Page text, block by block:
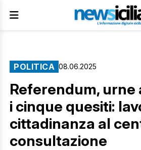
POLITICA 08.06.2025
Referendum,
i cinque quesiti:
cittadinanza al
consultazione